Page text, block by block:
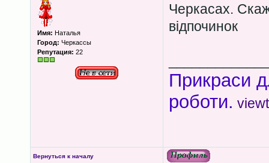
Имя: Наталья
Город: Черкассы
Репутация: 22
Черкасах.
відпочинок
Прикраси
роботи.
Вернуться к началу